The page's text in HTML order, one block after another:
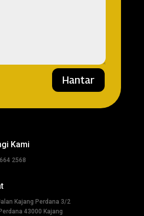
Hantar
Kami
2568
Kajang Perdana 3/2
43000 Kajang